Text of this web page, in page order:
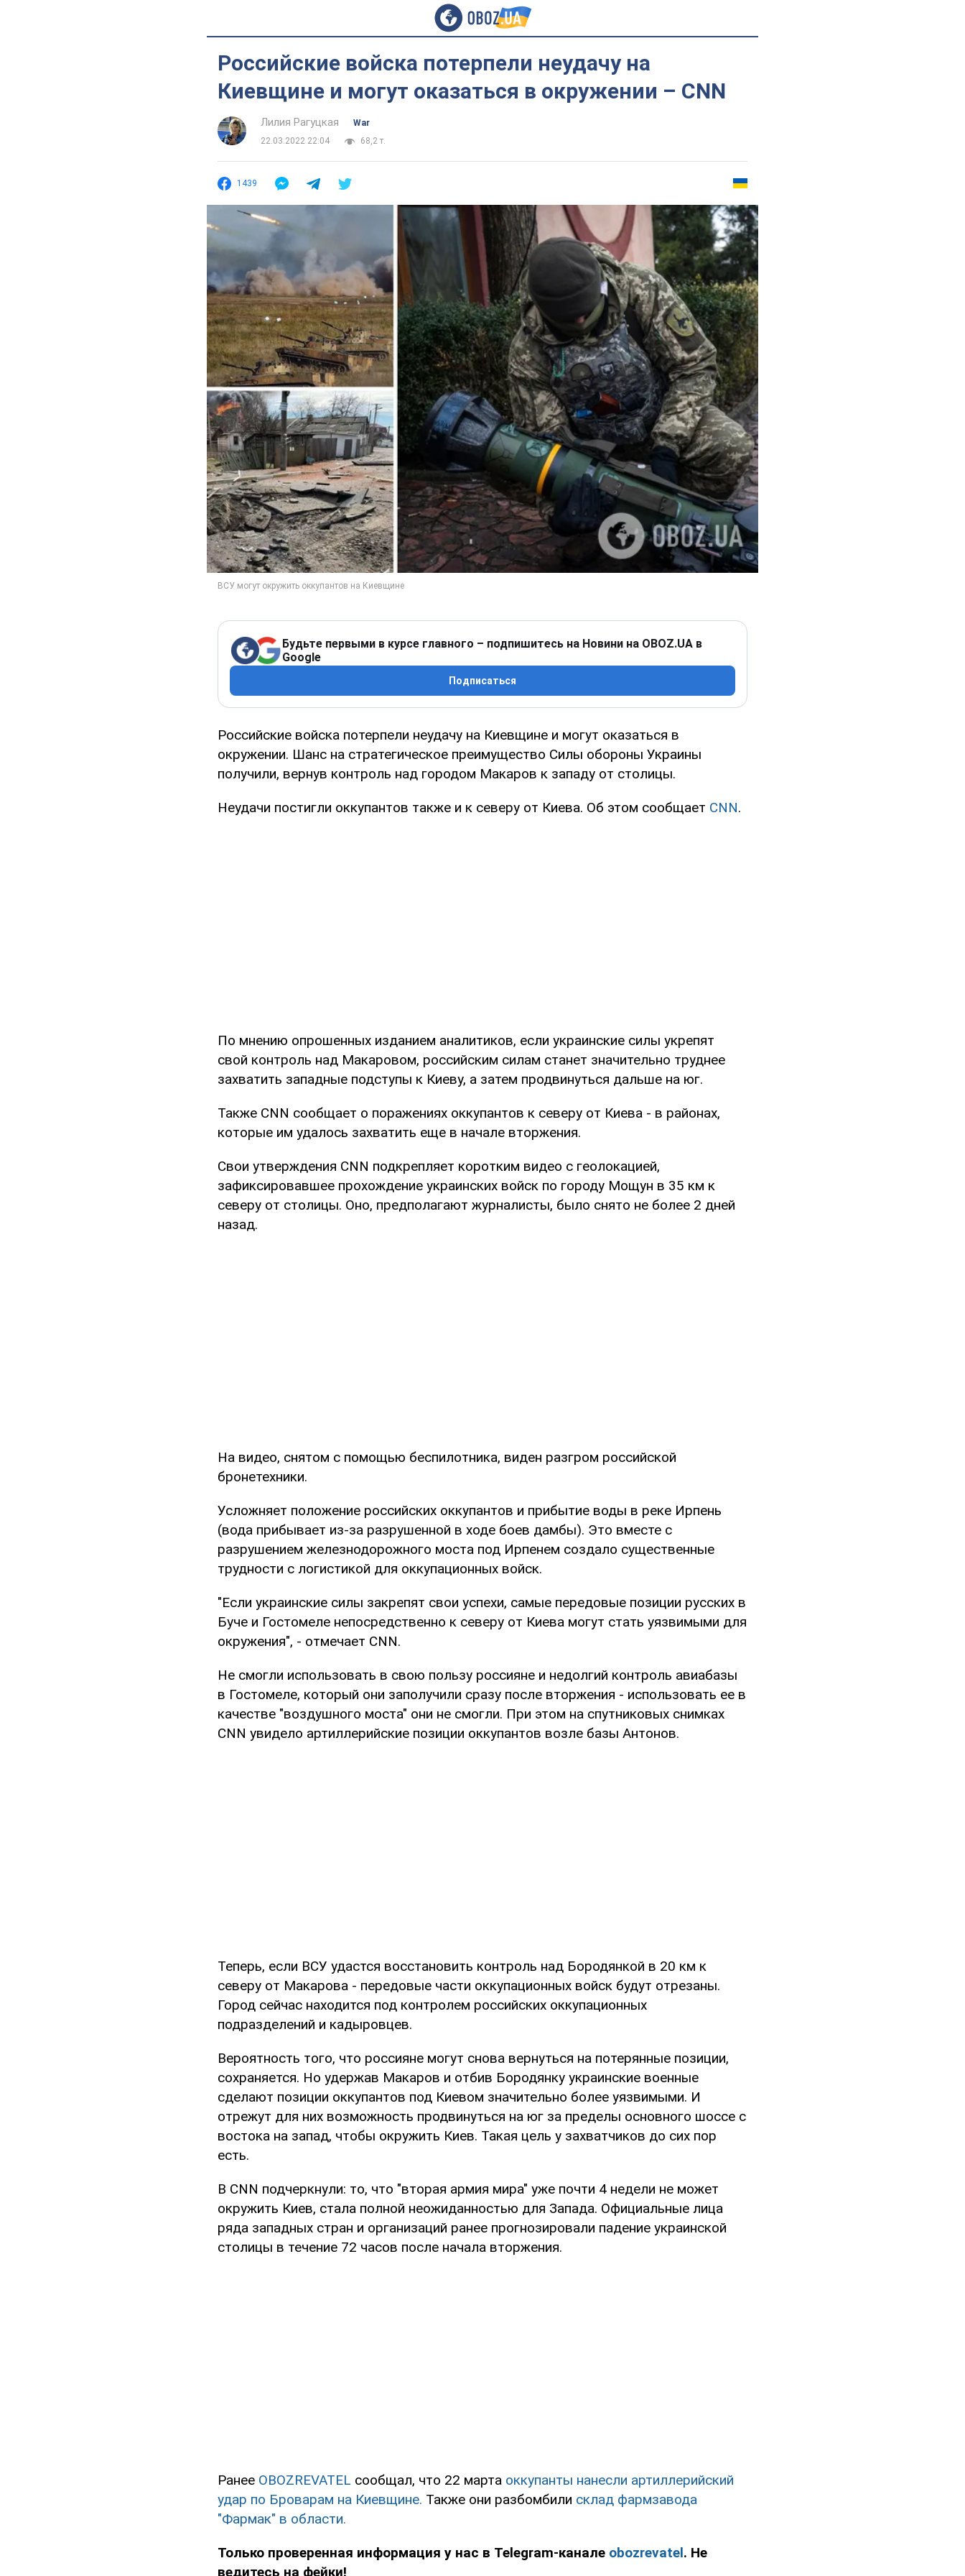
Российские войска потерпели неудачу на
Киевщине и могут оказаться в окружении – CNN
Лилия Рагуцкая
War
22.03.2022 22:04
68,2 т.
1439
Будьте первыми в курсе главного – подпишитесь на Новини на OBOZ.UA в
Google
Подписаться
Российские войска потерпели неудачу на Киевщине и могут оказаться в
окружении. Шанс на стратегическое преимущество Силы обороны Украины
получили, вернув контроль над городом Макаров к западу от столицы.
Неудачи постигли оккупантов также и к северу от Киева. Об этом сообщает CNN.
По мнению опрошенных изданием аналитиков, если украинские силы укрепят
свой контроль над Макаровом, российским силам станет значительно труднее
захватить западные подступы к Киеву, а затем продвинуться дальше на юг.
Также CNN сообщает о поражениях оккупантов к северу от Киева - в районах,
которые им удалось захватить еще в начале вторжения.
Свои утверждения CNN подкрепляет коротким видео с геолокацией,
зафиксировавшее прохождение украинских войск по городу Мощун в 35 км к
северу от столицы. Оно, предполагают журналисты, было снято не более 2 дней
назад.
На видео, снятом с помощью беспилотника, виден разгром российской
бронетехники.
Усложняет положение российских оккупантов и прибытие воды в реке Ирпень
(вода прибывает из-за разрушенной в ходе боев дамбы). Это вместе с
разрушением железнодорожного моста под Ирпенем создало существенные
трудности с логистикой для оккупационных войск.
"Если украинские силы закрепят свои успехи, самые передовые позиции русских в
Буче и Гостомеле непосредственно к северу от Киева могут стать уязвимыми для
окружения", - отмечает CNN.
Не смогли использовать в свою пользу россияне и недолгий контроль авиабазы
в Гостомеле, который они заполучили сразу после вторжения - использовать ее в
качестве "воздушного моста" они не смогли. При этом на спутниковых снимках
CNN увидело артиллерийские позиции оккупантов возле базы Антонов.
Теперь, если ВСУ удастся восстановить контроль над Бородянкой в 20 км к
северу от Макарова - передовые части оккупационных войск будут отрезаны.
Город сейчас находится под контролем российских оккупационных
подразделений и кадыровцев.
Вероятность того, что россияне могут снова вернуться на потерянные позиции,
сохраняется. Но удержав Макаров и отбив Бородянку украинские военные
сделают позиции оккупантов под Киевом значительно более уязвимыми. И
отрежут для них возможность продвинуться на юг за пределы основного шоссе с
востока на запад, чтобы окружить Киев. Такая цель у захватчиков до сих пор
есть.
В CNN подчеркнули: то, что "вторая армия мира" уже почти 4 недели не может
окружить Киев, стала полной неожиданностью для Запада. Официальные лица
ряда западных стран и организаций ранее прогнозировали падение украинской
столицы в течение 72 часов после начала вторжения.
Ранее OBOZREVATEL сообщал, что 22 марта оккупанты нанесли артиллерийский
удар по Броварам на Киевщине. Также они разбомбили склад фармзавода
"Фармак" в области.
Только проверенная информация у нас в Telegram-канале obozrevatel. Не
ведитесь на фейки!